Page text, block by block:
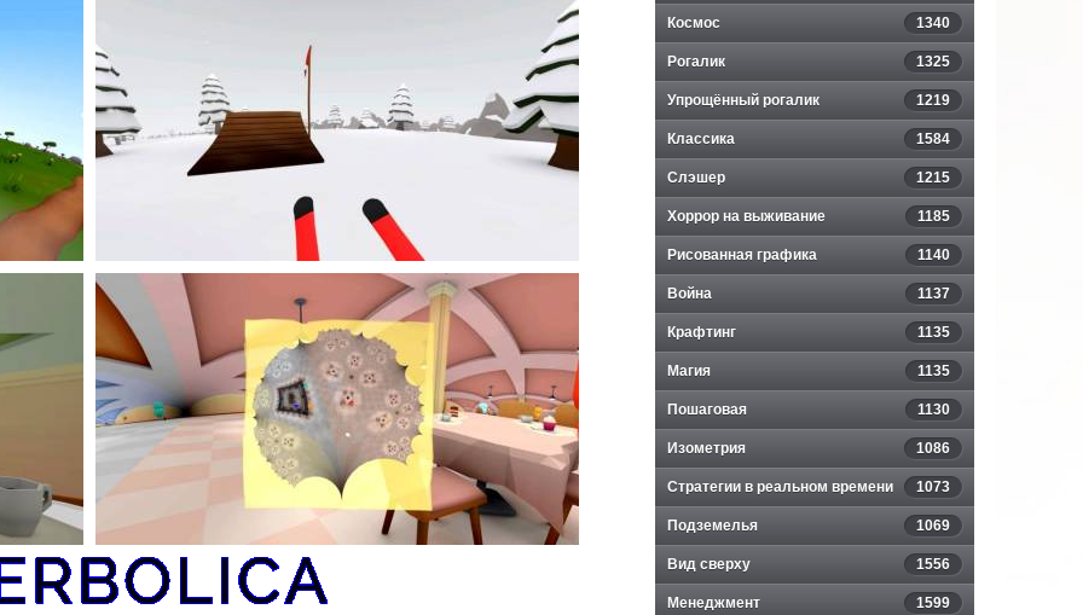
Космос 1340
Рогалик 1325
Упрощённый рогалик 1219
Классика 1584
Слэшер 1215
Хоррор на выживание 1185
Рисованная графика 1140
Война 1137
Крафтинг 1135
Магия 1135
Пошаговая 1130
Изометрия 1086
Стратегии в реальном времени 1073
Подземелья 1069
Вид сверху 1556
Менеджмент 1599